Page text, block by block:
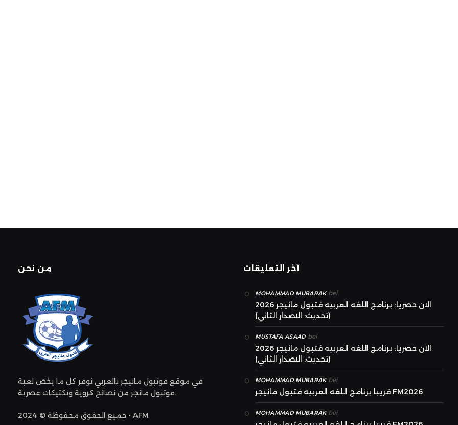
من نحن
في موقع فوتبول مانيجر بالعربي نوفر كل ما يخص لعبة
فوتبول مانجر من نصائح كروية وتكتيكات عصرية.
جميع الحقوق محفوظة © 2024 - AFM
آخر التعليقات
MOHAMMAD MUBARAKbei
الان حصريا: برنامج اللغه العربيه فتبول مانيجر 2026
(تحديث: الاصدار الثاني)
MUSTAFA ASAADbei
الان حصريا: برنامج اللغه العربيه فتبول مانيجر 2026
(تحديث: الاصدار الثاني)
MOHAMMAD MUBARAKbei
قريبا برنامج اللغه العربيه فتبول مانيجر FM2026
MOHAMMAD MUBARAKbei